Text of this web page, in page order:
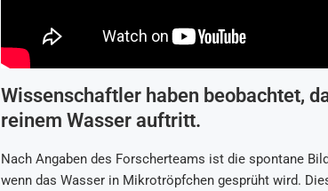
Wissenschaftler haben beobachtet,
reinem Wasser auftritt.
Nach Angaben des Forscherteams ist die spontane
wenn das Wasser in Mikrotröpfchen gesprüht wird.